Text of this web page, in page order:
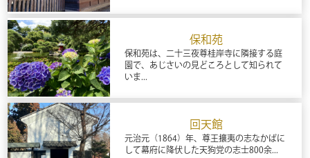
保和苑
保和苑は、二十三夜尊桂岸寺に隣接する庭
園で、あじさいの見どころとして知られて
いま...
回天館
元治元（1864）年、尊王攘夷の志なかばに
して幕府に降伏した天狗党の志士800余...